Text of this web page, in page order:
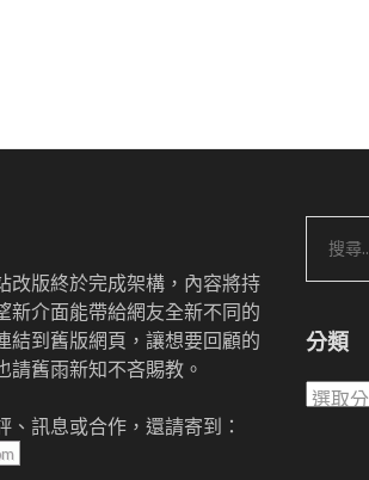
改版終於完成架構，內容將持
新介面能帶給網友全新不同的
結到舊版網頁，讓想要回顧的
請舊雨新知不吝賜教。
、訊息或合作，還請寄到：
搜
尋
鍵
分類
分